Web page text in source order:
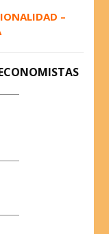
–